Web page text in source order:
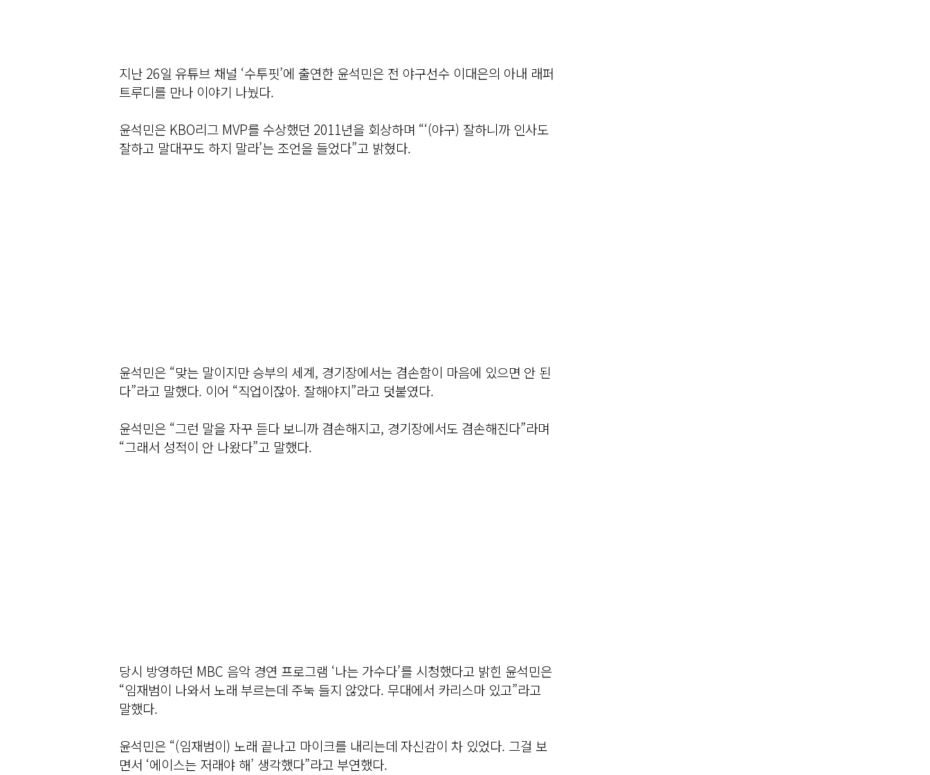
지난 26일 유튜브 채널 ‘수투핏’에 출연한 윤석민은 전 야구선수 이대은의 아내 래퍼
트루디를 만나 이야기 나눴다.
윤석민은 KBO리그 MVP를 수상했던 2011년을 회상하며 “‘(야구) 잘하니까 인사도
잘하고 말대꾸도 하지 말라’는 조언을 들었다”고 밝혔다.
윤석민은 “맞는 말이지만 승부의 세계, 경기장에서는 겸손함이 마음에 있으면 안 된
다”라고 말했다. 이어 “직업이잖아. 잘해야지”라고 덧붙였다.
윤석민은 “그런 말을 자꾸 듣다 보니까 겸손해지고, 경기장에서도 겸손해진다”라며
“그래서 성적이 안 나왔다”고 말했다.
당시 방영하던 MBC 음악 경연 프로그램 ‘나는 가수다’를 시청했다고 밝힌 윤석민은
“임재범이 나와서 노래 부르는데 주눅 들지 않았다. 무대에서 카리스마 있고”라고
말했다.
윤석민은 “(임재범이) 노래 끝나고 마이크를 내리는데 자신감이 차 있었다. 그걸 보
면서 ‘에이스는 저래야 해’ 생각했다”라고 부연했다.